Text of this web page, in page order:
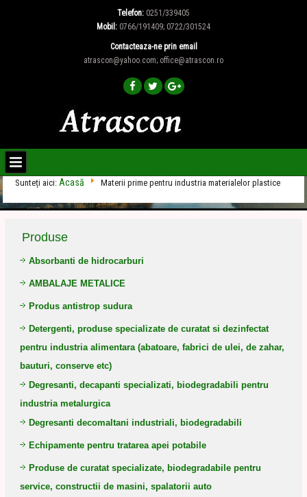
Telefon: 0251/339405
Mobil: 0766/191409; 0722/301524
Contacteaza-ne prin email
atrascon@yahoo.com; office@atrascon.ro
Sunteți aici: Acasă Materii prime pentru industria materialelor plastice
Produse
Absorbanti de hidrocarburi
AMBALAJE METALICE
Produs antistrop sudura
Detergenti, produse specializate de curatat si dezinfectat
pentru industria alimentara (abatoare, fabrici de ulei, de zahar,
bauturi, conserve etc)
Degresanti, decapanti specializati, biodegradabili pentru
industria metalurgica
Degresanti decomaltani industriali, biodegradabili
Echipamente pentru tratarea apei potabile
Produse de curatat specializate, biodegradabile pentru
service, constructii de masini, spalatorii auto